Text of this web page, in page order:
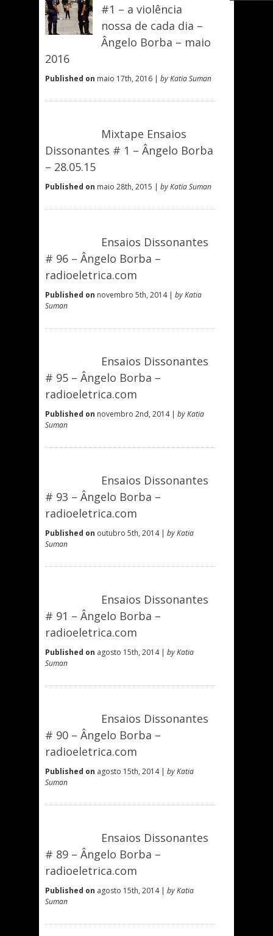
#1 – a violência
nossa de cada dia –
Ângelo Borba – maio
2016
Published on maio 17th, 2016 | by Katia Suman
Mixtape Ensaios
Dissonantes # 1 – Ângelo Borba
– 28.05.15
Published on maio 28th, 2015 | by Katia Suman
Ensaios Dissonantes
# 96 – Ângelo Borba –
radioeletrica.com
Published on novembro 5th, 2014 | by Katia
Suman
Ensaios Dissonantes
# 95 – Ângelo Borba –
radioeletrica.com
Published on novembro 2nd, 2014 | by Katia
Suman
Ensaios Dissonantes
# 93 – Ângelo Borba –
radioeletrica.com
Published on outubro 5th, 2014 | by Katia
Suman
Ensaios Dissonantes
# 91 – Ângelo Borba –
radioeletrica.com
Published on agosto 15th, 2014 | by Katia
Suman
Ensaios Dissonantes
# 90 – Ângelo Borba –
radioeletrica.com
Published on agosto 15th, 2014 | by Katia
Suman
Ensaios Dissonantes
# 89 – Ângelo Borba –
radioeletrica.com
Published on agosto 15th, 2014 | by Katia
Suman